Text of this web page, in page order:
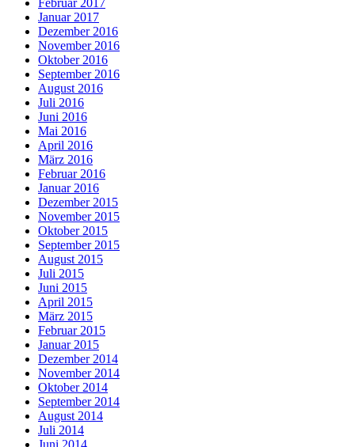
Januar 2017
Dezember 2016
November 2016
Oktober 2016
September 2016
August 2016
Juli 2016
Juni 2016
Mai 2016
April 2016
März 2016
Februar 2016
Januar 2016
Dezember 2015
November 2015
Oktober 2015
September 2015
August 2015
Juli 2015
Juni 2015
April 2015
März 2015
Februar 2015
Januar 2015
Dezember 2014
November 2014
Oktober 2014
September 2014
August 2014
Juli 2014
Juni 2014